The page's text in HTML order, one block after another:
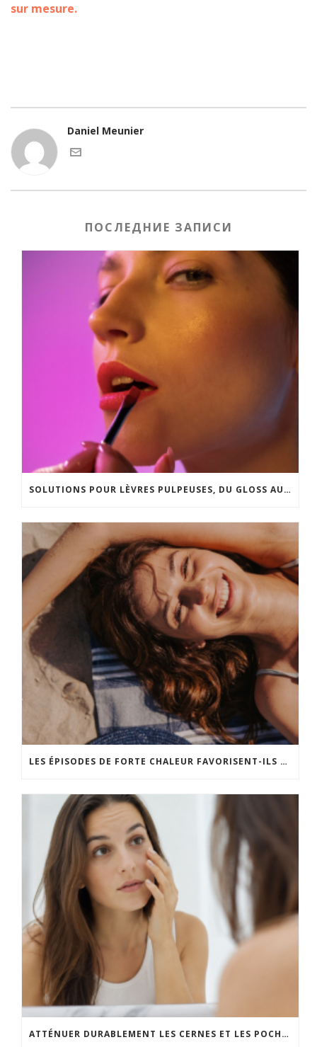
sur mesure.
Daniel Meunier
ПОСЛЕДНИЕ ЗАПИСИ
SOLUTIONS POUR LÈVRES PULPEUSES, DU GLOSS AU LIP LIFT
LES ÉPISODES DE FORTE CHALEUR FAVORISENT-ILS LE VIEILLISSEMENT CUTANÉ ?
ATTÉNUER DURABLEMENT LES CERNES ET LES POCHES SOUS LES YEUX